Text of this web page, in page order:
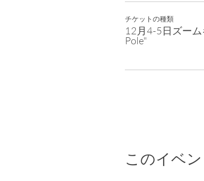
チケットの種類
12月4-5日ズー
Pole"
このイベ